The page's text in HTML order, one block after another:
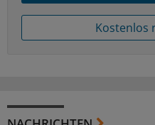
Kostenlos